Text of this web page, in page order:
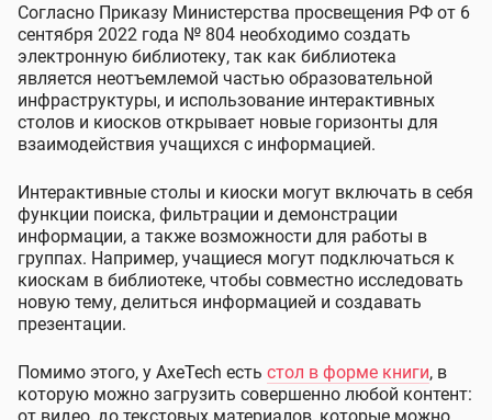
Согласно Приказу Министерства просвещения РФ от 6
сентября 2022 года № 804 необходимо создать
электронную библиотеку, так как библиотека
является неотъемлемой частью образовательной
инфраструктуры, и использование интерактивных
столов и киосков открывает новые горизонты для
взаимодействия учащихся с информацией.
Интерактивные столы и киоски могут включать в себя
функции поиска, фильтрации и демонстрации
информации, а также возможности для работы в
группах. Например, учащиеся могут подключаться к
киоскам в библиотеке, чтобы совместно исследовать
новую тему, делиться информацией и создавать
презентации.
Помимо этого, у AxeTech есть стол в форме книги, в
которую можно загрузить совершенно любой контент:
от видео, до текстовых материалов, которые можно